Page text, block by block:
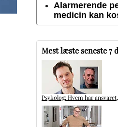
Alarmerende
medicin kan
Mest læste seneste 7
Psykolog: Hvem har